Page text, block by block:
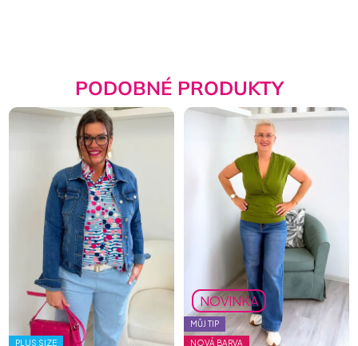
PODOBNÉ PRODUKTY
PLUS SIZE
NOVINKA
MŮJ TIP
NOVÁ BARVA